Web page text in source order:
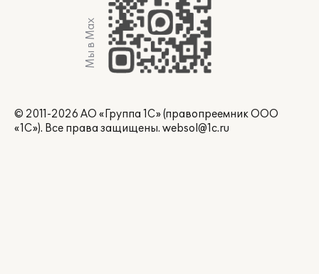
Мы в Max
© 2011-2026 АО «Группа 1С» (правопреемник ООО
«1С»). Все права защищены. websol@1c.ru